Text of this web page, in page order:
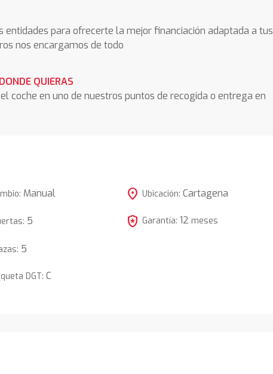
para ofrecerte la mejor financiación adaptada a tus
nos encargamos de todo
QUIERAS
coche en uno de nuestros puntos de recogida o entrega en
Manual
5
5
DGT:C
location_on Ubicación: Cartagena
local_police Garantía: 12 meses